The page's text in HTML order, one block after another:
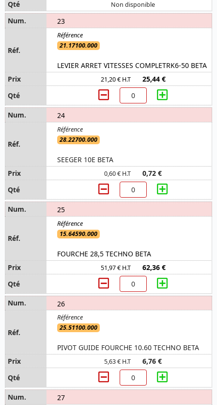
Non disponible
23
21.17100.000
LEVIER ARRET VITESSES COMPLETRK6-50 BETA
21,20 € H.T 25,44 €
24
28.22700.000
SEEGER 10E BETA
0,60 € H.T 0,72 €
25
15.64590.000
FOURCHE 28,5 TECHNO BETA
51,97 € H.T 62,36 €
26
25.51100.000
PIVOT GUIDE FOURCHE 10.60 TECHNO BETA
5,63 € H.T 6,76 €
27